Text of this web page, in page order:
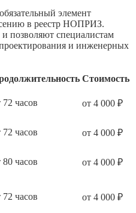
элемент
в реестр НОПРИЗ.
позволяют специалистам
и инженерных
Стоимость
72 часов от 4 000 ₽
72 часов
от 4 000 ₽
80 часов от 4 000 ₽
72 часов от 4 000 ₽